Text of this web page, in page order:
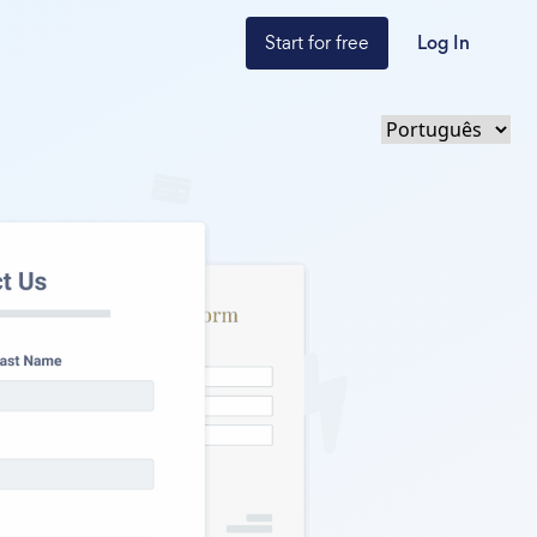
Start for free Log In